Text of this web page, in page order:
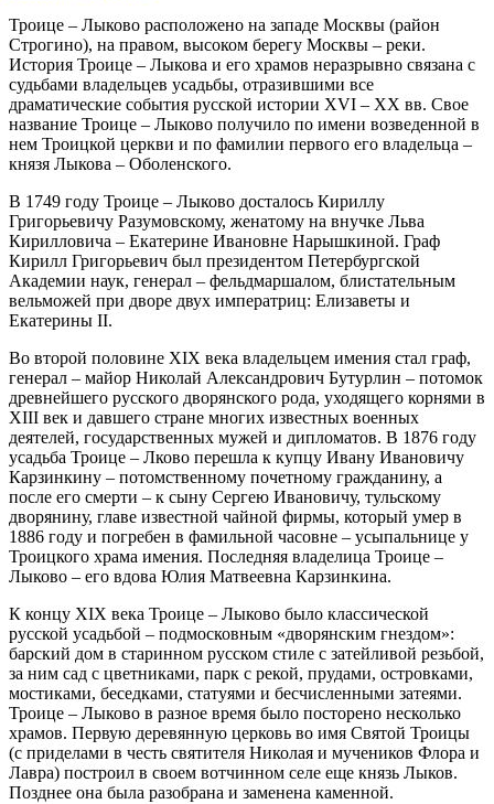
Троице – Лыково расположено на западе Москвы (район
Строгино), на правом, высоком берегу Москвы – реки.
История Троице – Лыкова и его храмов неразрывно связана с
судьбами владельцев усадьбы, отразившими все
драматические события русской истории XVI – XX вв. Свое
название Троице – Лыково получило по имени возведенной в
нем Троицкой церкви и по фамилии первого его владельца –
князя Лыкова – Оболенского.
В 1749 году Троице – Лыково досталось Кириллу
Григорьевичу Разумовскому, женатому на внучке Льва
Кирилловича – Екатерине Ивановне Нарышкиной. Граф
Кирилл Григорьевич был президентом Петербургской
Академии наук, генерал – фельдмаршалом, блистательным
вельможей при дворе двух императриц: Елизаветы и
Екатерины II.
Во второй половине XIX века владельцем имения стал граф,
генерал – майор Николай Александрович Бутурлин – потомок
древнейшего русского дворянского рода, уходящего корнями в
XIII век и давшего стране многих известных военных
деятелей, государственных мужей и дипломатов. В 1876 году
усадьба Троице – Лково перешла к купцу Ивану Ивановичу
Карзинкину – потомственному почетному гражданину, а
после его смерти – к сыну Сергею Ивановичу, тульскому
дворянину, главе известной чайной фирмы, который умер в
1886 году и погребен в фамильной часовне – усыпальнице у
Троицкого храма имения. Последняя владелица Троице –
Лыково – его вдова Юлия Матвеевна Карзинкина.
К концу XIX века Троице – Лыково было классической
русской усадьбой – подмосковным «дворянским гнездом»:
барский дом в старинном русском стиле с затейливой резьбой,
за ним сад с цветниками, парк с рекой, прудами, островками,
мостиками, беседками, статуями и бесчисленными затеями.
Троице – Лыково в разное время было посторено несколько
храмов. Первую деревянную церковь во имя Святой Троицы
(с приделами в честь святителя Николая и мучеников Флора и
Лавра) построил в своем вотчинном селе еще князь Лыков.
Позднее она была разобрана и заменена каменной.